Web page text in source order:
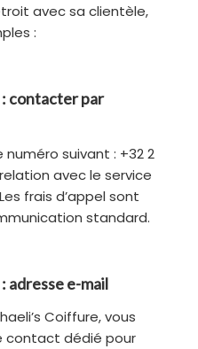
avec sa clientèle,
:
: contacter par
suivant : +32 2
avec le service
frais d’appel sont
standard.
adresse e-mail
Coiffure, vous
contact dédié pour